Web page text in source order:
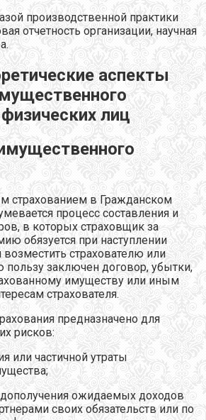
производственной практики
отчетность организации, научная
аспекты
лиц
страхованием в Гражданском
процесс составления и
в которых страховщик за
обязуется при наступлении
возместить страхователю или
пользу заключен договор, убытки,
имуществу или иным
страхователя.
предназначено для
рисков:
или частичной утраты
ожидаемых доходов
своих обязательств или по